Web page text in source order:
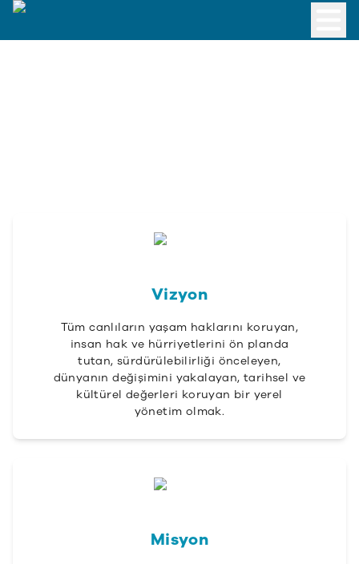
Vizyon
Tüm canlıların yaşam haklarını koruyan,
insan hak ve hürriyetlerini ön planda
tutan, sürdürülebilirliği önceleyen,
dünyanın değişimini yakalayan, tarihsel ve
kültürel değerleri koruyan bir yerel
yönetim olmak.
Misyon